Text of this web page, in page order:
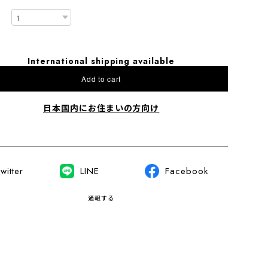
International shipping available
Add to cart
日本国内にお住まいの方向け
LINE Facebook
通報する